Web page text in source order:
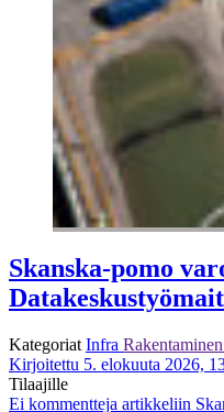
Skanska-pomo
Kategoriat Infra Rakentaminen
Kirjoitettu 5. elokuuta 2026,
Tilaajille
Ei kommentteja artikkeliin